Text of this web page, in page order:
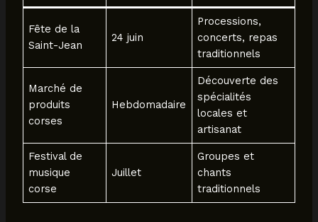
Fête de la
Saint-Jean
24 juin
Processions,
concerts, repas
traditionnels
Marché de
produits
corses
Hebdomadaire
Découverte des
spécialités
locales et
artisanat
Festival de
musique
corse
Juillet
Groupes et
chants
traditionnels